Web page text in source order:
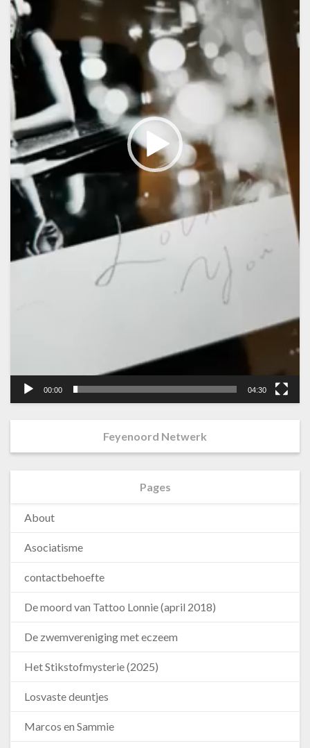
00:00 04:30
Feyenoord Netwerk
Pages
About
Asociatisme
contactbehoefte
De moord van Tattoo Lonnie (april 2018)
De zwemvereniging met eczeem
Het Stikstofmysterie (2025)
Losvaste deuntjes
Marcos en Sammie